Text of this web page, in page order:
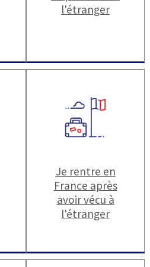
l'étranger
Je rentre en
France après
avoir vécu à
l'étranger